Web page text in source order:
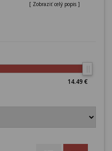
[ Zobraziť celý popis ]
14.49 €